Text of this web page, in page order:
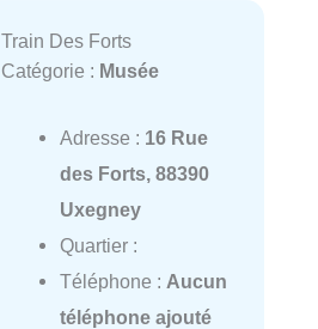
Train Des Forts
Catégorie : Musée
Adresse : 16 Rue
des Forts, 88390
Uxegney
Quartier :
Téléphone : Aucun
téléphone ajouté